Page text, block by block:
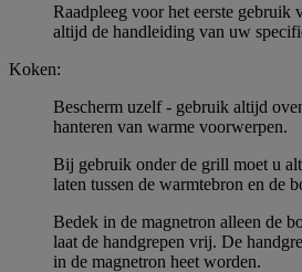
Raadpleeg voor het eerste gebruik
altijd de handleiding van uw
Koken:
Bescherm uzelf - gebruik altijd
hanteren van warme voorwerpen.
Bij gebruik onder de grill moet u
laten tussen de warmtebron en de
Bedek in de magnetron alleen de
laat de handgrepen vrij. De
in de magnetron heet worden.